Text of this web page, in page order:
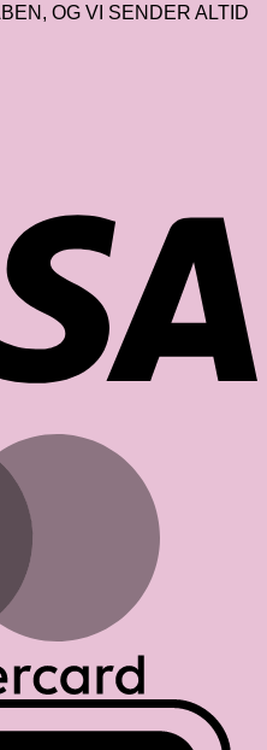
OG VI SENDER ALTID